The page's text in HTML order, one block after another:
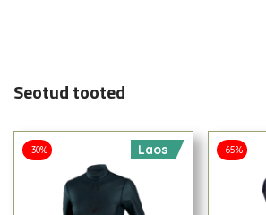
Seotud tooted
-30% Laos -65%